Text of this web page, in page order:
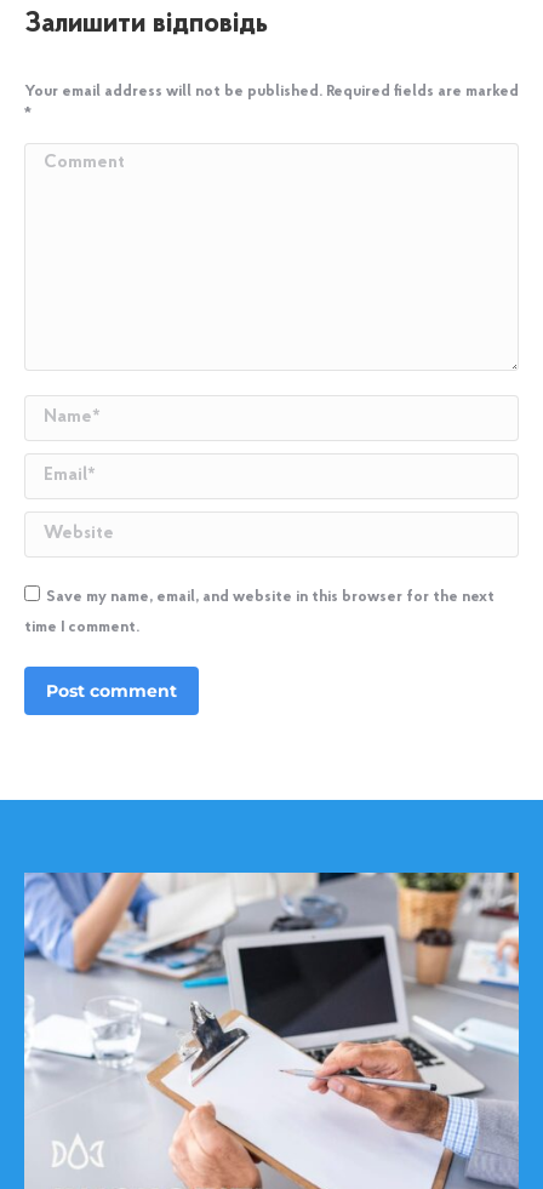
Залишити відповідь
Your email address will not be published. Required fields are marked
*
Comment
Name *
Email *
Website
Save my name, email, and website in this browser for the next
time I comment.
Post comment